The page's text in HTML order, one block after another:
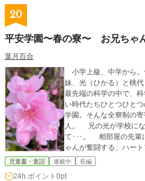
20
平安学園〜春の寮〜 お兄ちゃ
葉月百合
小学上級、中学から。
妹、光（ひかる）と桃
最先端の科学の中で、
い時代たちひとつひと
学園。そんな全寮制の
人。 兄の光が学校にな
て･･･。 相部屋の先輩
ゃんが奮闘する、ハー
ファンタジー和風学園
児童書・童話 連載中 長編
24h.ポイント 0pt